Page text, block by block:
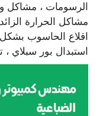
الرسومات ، مشاكل
مشاكل الحرارة
اقلاع الحاسوب
استبدال بور سبلاي